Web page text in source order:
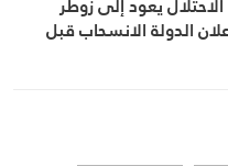
الدولة الانسحاب قبل